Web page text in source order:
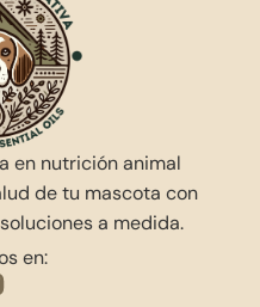
en nutrición animal
de tu mascota con
a medida.
en: